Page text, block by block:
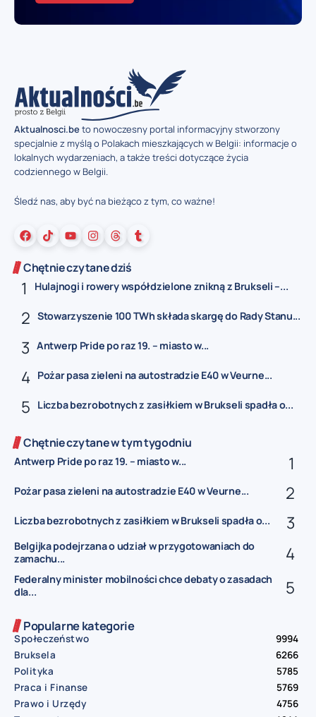
Aktualnosci.beto nowoczesny portal informacyjny stworzony
specjalnie z myślą o Polakach mieszkających w Belgii: informacje o
lokalnych wydarzeniach, a także treści dotyczące życia
codziennego w Belgii.
Śledź nas, aby być na bieżąco z tym, co ważne!
Chętnie czytane dziś
Hulajnogi i rowery współdzielone znikną z Brukseli –...
Stowarzyszenie 100 TWh składa skargę do Rady Stanu...
Antwerp Pride po raz 19. – miasto w...
Pożar pasa zieleni na autostradzie E40 w Veurne...
Liczba bezrobotnych z zasiłkiem w Brukseli spadła o...
Chętnie czytane w tym tygodniu
Antwerp Pride po raz 19. – miasto w...
Pożar pasa zieleni na autostradzie E40 w Veurne...
Liczba bezrobotnych z zasiłkiem w Brukseli spadła o...
Belgijka podejrzana o udział w przygotowaniach do
zamachu...
Federalny minister mobilności chce debaty o zasadach
dla...
Popularne kategorie
Społeczeństwo
9994
Bruksela
6266
Polityka
5785
Praca i Finanse
5769
Prawo i Urzędy
4756